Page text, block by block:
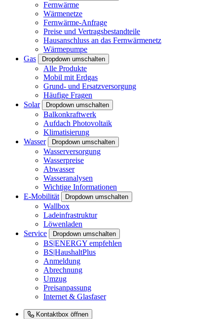
Fernwärme
Wärmenetze
Fernwärme-Anfrage
Preise und Vertragsbestandteile
Hausanschluss an das Fernwärmenetz
Wärmepumpe
Gas
Dropdown umschalten
Alle Produkte
Mobil mit Erdgas
Grund- und Ersatzversorgung
Häufige Fragen
Solar
Dropdown umschalten
Balkonkraftwerk
Aufdach Photovoltaik
Klimatisierung
Wasser
Dropdown umschalten
Wasserversorgung
Wasserpreise
Abwasser
Wasseranalysen
Wichtige Informationen
E-Mobilität
Dropdown umschalten
Wallbox
Ladeinfrastruktur
Löwenladen
Service
Dropdown umschalten
BS|ENERGY empfehlen
BS|HaushaltPlus
Anmeldung
Abrechnung
Umzug
Preisanpassung
Internet & Glasfaser
Kontaktbox öffnen